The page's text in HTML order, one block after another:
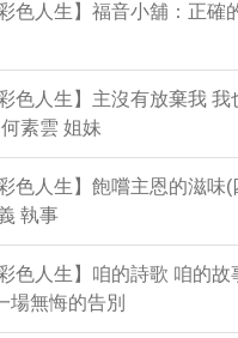
色人生】福音小舖：正確
色人生】主沒有放棄我 我
素雲 姐妹
色人生】飽嚐主恩的滋味(
執事
色人生】咱的詩歌 咱的故
場無悔的告別